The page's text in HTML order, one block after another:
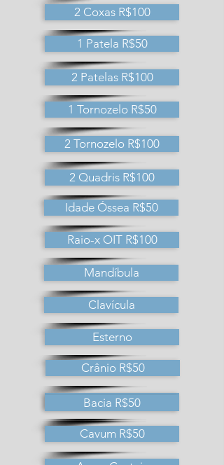
2 Coxas R$100
1 Patela R$50
2 Patelas R$100
1 Tornozelo R$50
2 Tornozelo R$100
2 Quadris R$100
Idade Óssea R$50
Raio-x OIT R$100
Mandíbula
Clavícula
Esterno
Crânio R$50
1 Quadril R$50
Bacia R$50
Cavum R$50